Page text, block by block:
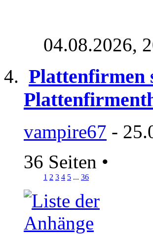
04.08.2026,
Plattenfirmen
vampire67 -
36 Seiten •
1 2 3 4 5 ... 36